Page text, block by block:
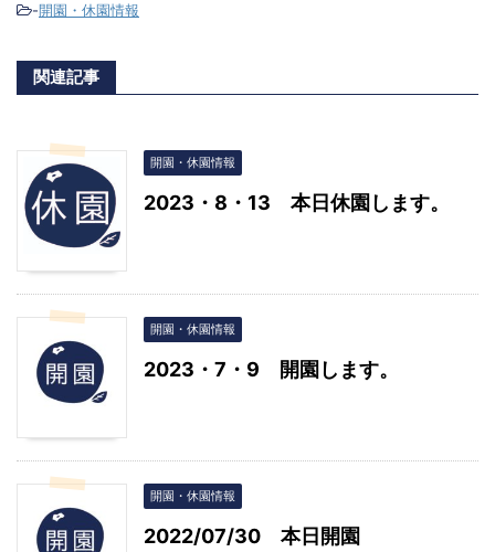
-開園・休園情報
関連記事
開園・休園情報
2023・8・13 本日休園します。
開園・休園情報
2023・7・9 開園します。
開園・休園情報
2022/07/30 本日開園